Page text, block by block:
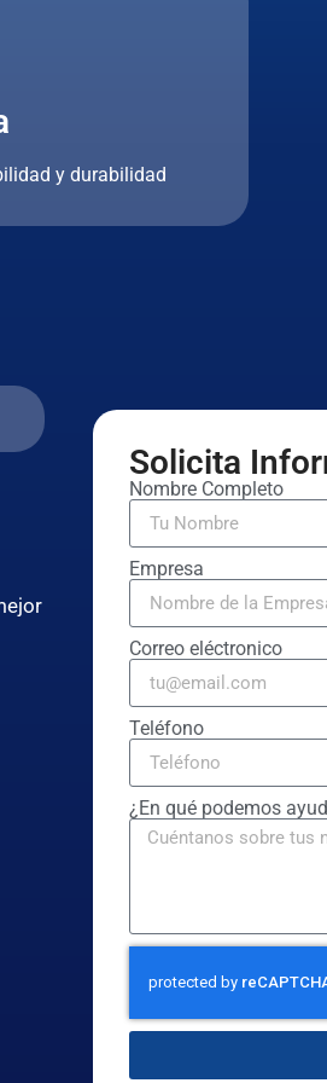
y durabilidad
Solicita
Nombre Completo
Empresa
Correo eléctronico
Teléfono
¿En qué podemos